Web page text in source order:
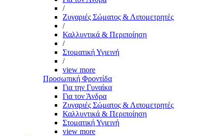
/
Ζυγαριές Σώματος & Λιπομετρητές
/
Καλλυντικά & Περιποίηση
/
Στοματική Υγιεινή
/
view more
Προσωπική Φροντίδα
Για την Γυναίκα
Για τον Άνδρα
Ζυγαριές Σώματος & Λιπομετρητές
Καλλυντικά & Περιποίηση
Στοματική Υγιεινή
view more